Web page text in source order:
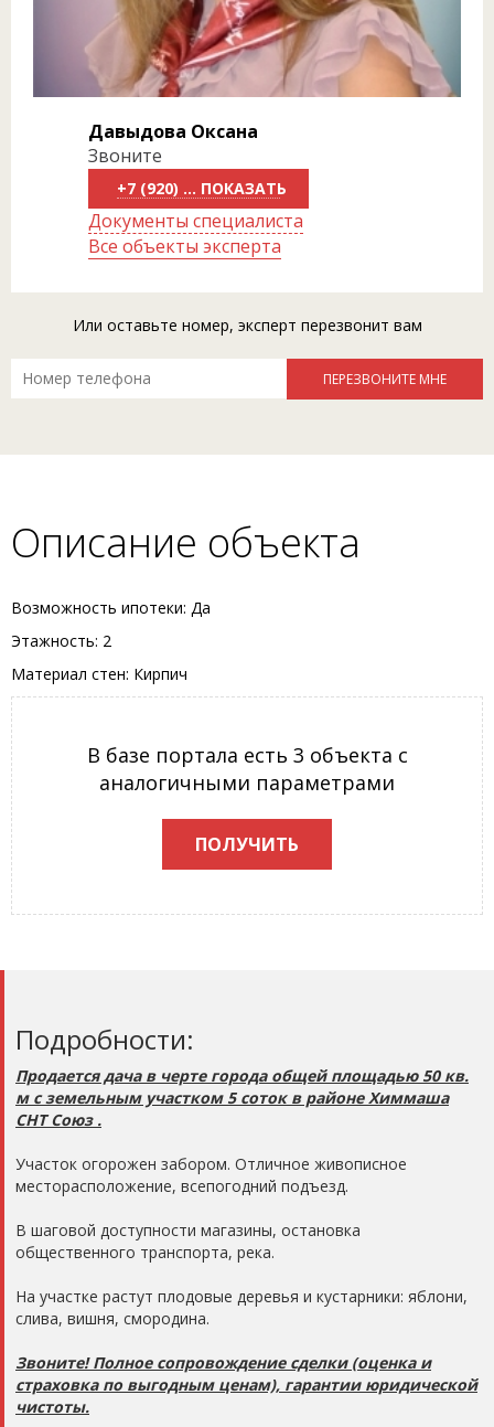
Давыдова Оксана
Звоните
+7 (920) 289-39-99
Документы специалиста
Все объекты эксперта
Или оставьте номер, эксперт перезвонит вам
Описание объекта
Возможность ипотеки: Да
Этажность: 2
Материал стен: Кирпич
В базе портала есть 3 объекта с
аналогичными параметрами
ПОЛУЧИТЬ
Подробности:
Продается дача в черте города общей площадью 50 кв.
м с земельным участком 5 соток в районе Химмаша
СНТ Союз .
Участок огорожен забором. Отличное живописное
месторасположение, всепогодний подъезд.
В шаговой доступности магазины, остановка
общественного транспорта, река.
На участке растут плодовые деревья и кустарники: яблони,
слива, вишня, смородина.
Звоните! Полное сопровождение сделки (оценка и
страховка по выгодным ценам), гарантии юридической
чистоты.